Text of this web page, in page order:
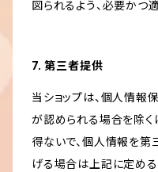
図られるよう、必要かつ
7. 第三者提供
当ショップは、個人情報
が認められる場合を除く
得ないで、個人情報を第
げる場合は上記に定め